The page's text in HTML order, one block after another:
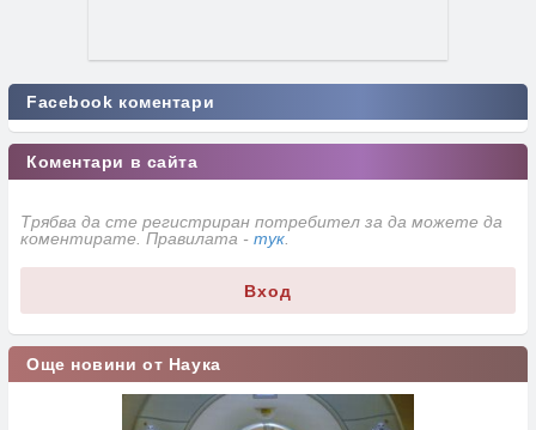
Facebook коментари
Коментари в сайта
Трябва да сте регистриран потребител за да можете да
коментирате. Правилата - тук
Вход
Още новини от Наука